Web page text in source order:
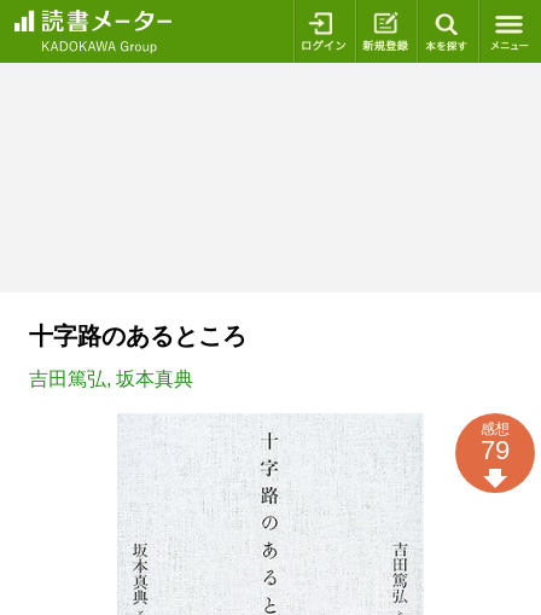
ログイン 新規登録
十字路のあるところ
吉田篤弘, 坂本真典
感想
79